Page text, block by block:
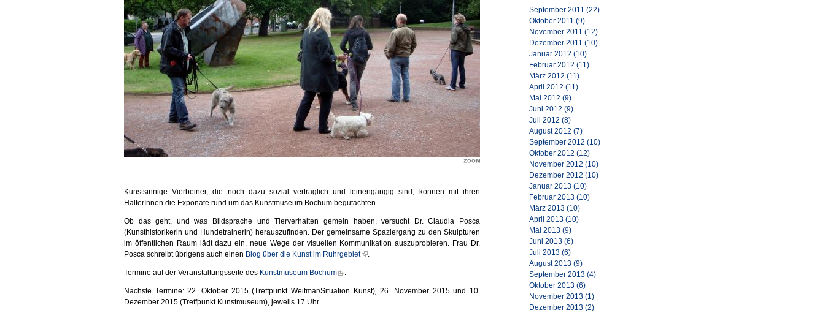
Kunstsinnige Vierbeiner, die noch dazu sozial verträglich und leinengängig sind, können mit ihren
HalterInnen die Exponate rund um das Kunstmuseum Bochum begutachten.
Ob das geht, und was Bildsprache und Tierverhalten gemein haben, versucht Dr. Claudia Posca
(Kunsthistorikerin und Hundetrainerin) herauszufinden. Der gemeinsame Spaziergang zu den Skulpturen
im öffentlichen Raum lädt dazu ein, neue Wege der visuellen Kommunikation auszuprobieren. Frau Dr.
Posca schreibt übrigens auch einen Blog über die Kunst im Ruhrgebiet .
Termine auf der Veranstaltungsseite des Kunstmuseum Bochum .
Nächste Termine: 22. Oktober 2015 (Treffpunkt Weitmar/Situation Kunst),26. November 2015 und 10.
Dezember 2015 (Treffpunkt Kunstmuseum), jeweils 17 Uhr.
September 2011 (22)
Oktober 2011 (9)
November 2011 (12)
Dezember 2011 (10)
Januar 2012 (10)
Februar 2012 (11)
März 2012 (11)
April 2012 (11)
Mai 2012 (9)
Juni 2012 (9)
Juli 2012 (8)
August 2012 (7)
September 2012 (10)
Oktober 2012 (12)
November 2012 (10)
Dezember 2012 (10)
Januar 2013 (10)
Februar 2013 (10)
März 2013 (10)
April 2013 (10)
Mai 2013 (9)
Juni 2013 (6)
Juli 2013 (6)
August 2013 (9)
September 2013 (4)
Oktober 2013 (6)
November 2013 (1)
Dezember 2013 (2)